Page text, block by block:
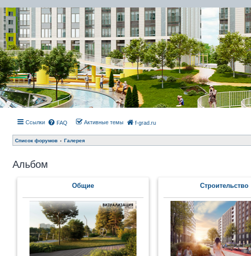
Ссылки FAQ Активные темы f-grad.ru
Список форумов Галерея
Альбом
Общие Строительство